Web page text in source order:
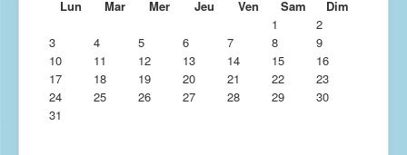
GPS
Le Club
Contact
Forum
Lun
Mar Mer Jeu Ven Sam
Dim
1
2
3
4 5 6 7 8
9
10
11 12 13 14 15
16
17
18 19 20 21 22
23
24
25 26 27 28 29
30
31